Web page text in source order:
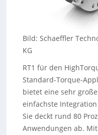
Bild: Schaeffler
KG
RT1 für den
Standard-Torque-
bietet eine sehr
einfachste
Sie deckt rund 80
Anwendungen ab. Mit